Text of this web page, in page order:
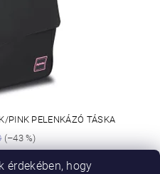
PINK PELENKÁZÓ TÁSKA
(–43 %)
900
érdekében, hogy